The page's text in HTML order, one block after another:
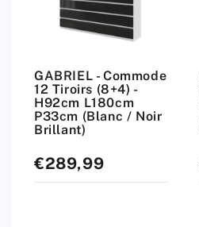
GABRIEL - Commode
12 Tiroirs (8+4) -
H92cm L180cm
P33cm (Blanc / Noir
Brillant)
Prix
standard
€289,99